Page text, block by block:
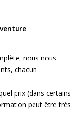
nous nous
chacun
prix (dans certains
peut être très